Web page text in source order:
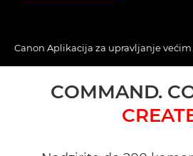
Canon Aplikacija za upravljanje
COMMAND.